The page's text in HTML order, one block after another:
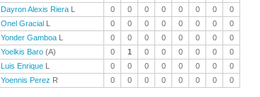
Dayron Alexis Riera L 0 0 0 0 0 0 0
0
Onel Gracial L 0 0 0 0 0 0 0
0
Yonder Gamboa L 0 0 0 0 0 0 0
0
Yoelkis Baro (A) 0 1 0 0 0 0 0
0
Luis Enrique L 0 0 0 0 0 0 0
0
Yoennis Perez R 0 0 0 0 0 0 0 0